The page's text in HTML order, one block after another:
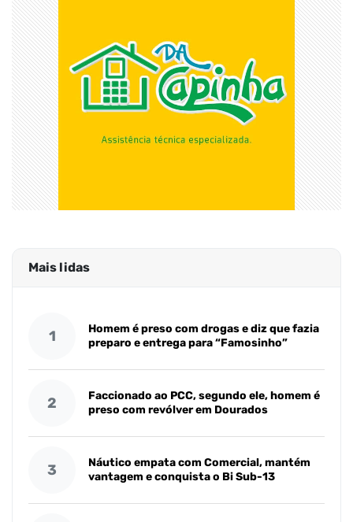
Mais lidas
1
Homem é preso com drogas e diz que fazia
preparo e entrega para “Famosinho”
2
Faccionado ao PCC, segundo ele, homem é
preso com revólver em Dourados
3
Náutico empata com Comercial, mantém
vantagem e conquista o Bi Sub-13